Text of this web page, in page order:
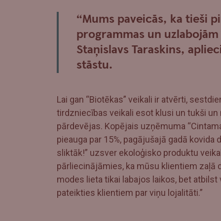
“Mums paveicās, ka tieši
programmas un
Staņislavs Taraskins,
stāstu.
Lai gan “Biotēkas” veikali ir atvērti,
tirdzniecības veikali esot klusi un tukši un
pārdevējas. Kopējais uzņēmuma
pieauga par 15%, pagājušajā gadā
sliktāk!” uzsver ekoloģisko produktu
pārliecinājāmies, ka mūsu klientiem zaļā
modes lieta tikai labajos laikos, bet
pateikties klientiem par viņu lojalitāti.”